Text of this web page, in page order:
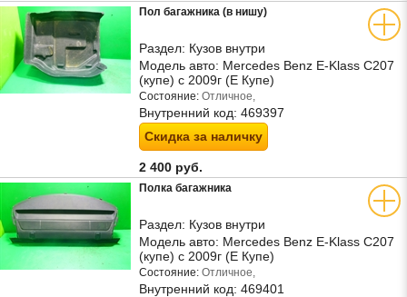
Пол багажника (в нишу)
Раздел: Кузов внутри
Модель авто: Mercedes Benz E-Klass C207
(купе) с 2009г (Е Купе)
Состояние: Отличное,
Внутренний код: 469397
Скидка за наличку
2 400 руб.
Полка багажника
Раздел: Кузов внутри
Модель авто: Mercedes Benz E-Klass C207
(купе) с 2009г (Е Купе)
Состояние: Отличное,
Внутренний код: 469401